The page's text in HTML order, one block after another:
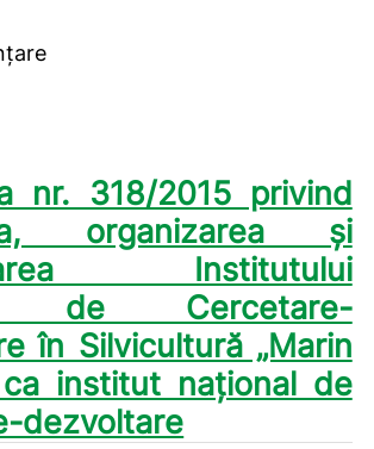
nr. 318/2015 privind
organizarea şi
Institutului
de Cercetare-
în Silvicultură „Marin
ca institut naţional de
dezvoltare